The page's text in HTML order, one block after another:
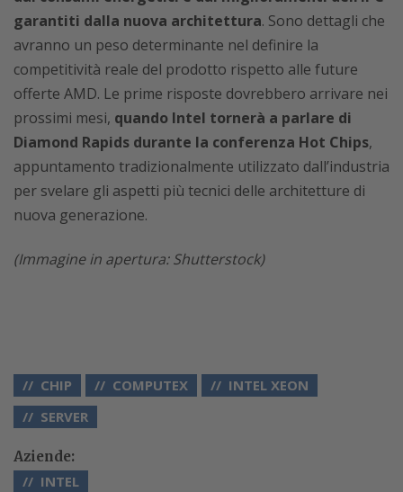
garantiti dalla nuova architettura. Sono dettagli che
avranno un peso determinante nel definire la
competitività reale del prodotto rispetto alle future
offerte AMD. Le prime risposte dovrebbero arrivare nei
prossimi mesi, quando Intel tornerà a parlare di
Diamond Rapids durante la conferenza Hot Chips,
appuntamento tradizionalmente utilizzato dall’industria
per svelare gli aspetti più tecnici delle architetture di
nuova generazione.
(Immagine in apertura: Shutterstock)
CHIP COMPUTEX
INTEL XEON
SERVER
Aziende:
INTEL